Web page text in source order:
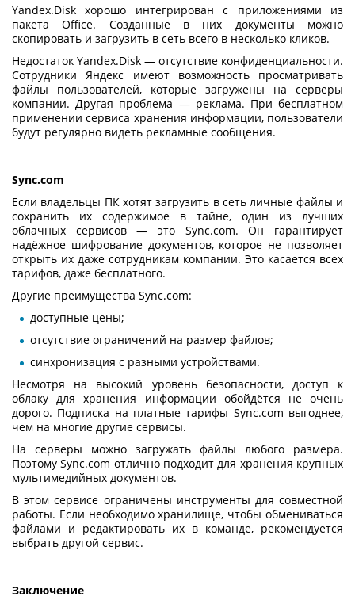
Yandex.Disk хорошо интегрирован с приложениями из
пакета Office. Созданные в них документы можно
скопировать и загрузить в сеть всего в несколько кликов.
Недостаток Yandex.Disk — отсутствие конфиденциальности.
Сотрудники Яндекс имеют возможность просматривать
файлы пользователей, которые загружены на серверы
компании. Другая проблема — реклама. При бесплатном
применениисервиса хранения информации, пользователи
будут регулярно видеть рекламные сообщения.
Sync.com
Если владельцы ПК хотят загрузить в сеть личные файлы и
сохранить их содержимое в тайне, один из лучших
облачных сервисов — это Sync.com. Он гарантирует
надёжное шифрование документов, которое не позволяет
открыть их даже сотрудникам компании. Это касается всех
тарифов, даже бесплатного.
Другие преимущества Sync.com:
доступные цены;
отсутствие ограничений на размер файлов;
синхронизация с разными устройствами.
Несмотря на высокий уровень безопасности, доступ к
облаку для хранения информации обойдётся не очень
дорого. Подписка на платные тарифы Sync.com выгоднее,
чем на многие другие сервисы.
На серверы можно загружать файлы любого размера.
Поэтому Sync.com отлично подходит для хранения крупных
мультимедийных документов.
В этом сервисе ограничены инструменты для совместной
работы. Если необходимо хранилище, чтобы обмениваться
файлами и редактировать их в команде, рекомендуется
выбрать другой сервис.
Заключение